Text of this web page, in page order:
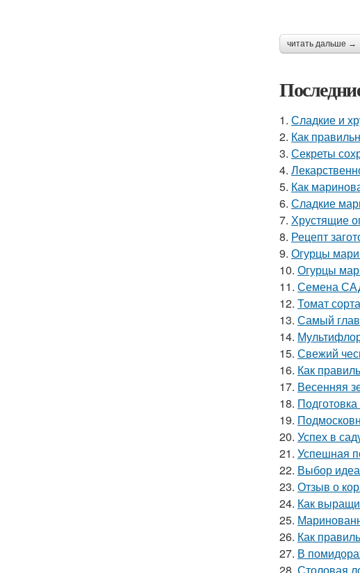
читать дальше →
1. Сладкие и
2. Как
3. Секреты
4.
5. Как
6. Сладкие
7. Хрустящие
8. Рецепт
9. Огурцы
10. Огурцы
11. Семена
12. Томат
13. Самый
14.
15. Свежий
16. Как
17. Весенняя
18.
19.
20. Успех в
21. Успешная
22. Выбор
23. Отзыв о
24. Как
25.
26. Как
27. В